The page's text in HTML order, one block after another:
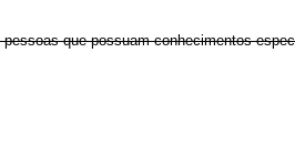
que possuam conhecimentos